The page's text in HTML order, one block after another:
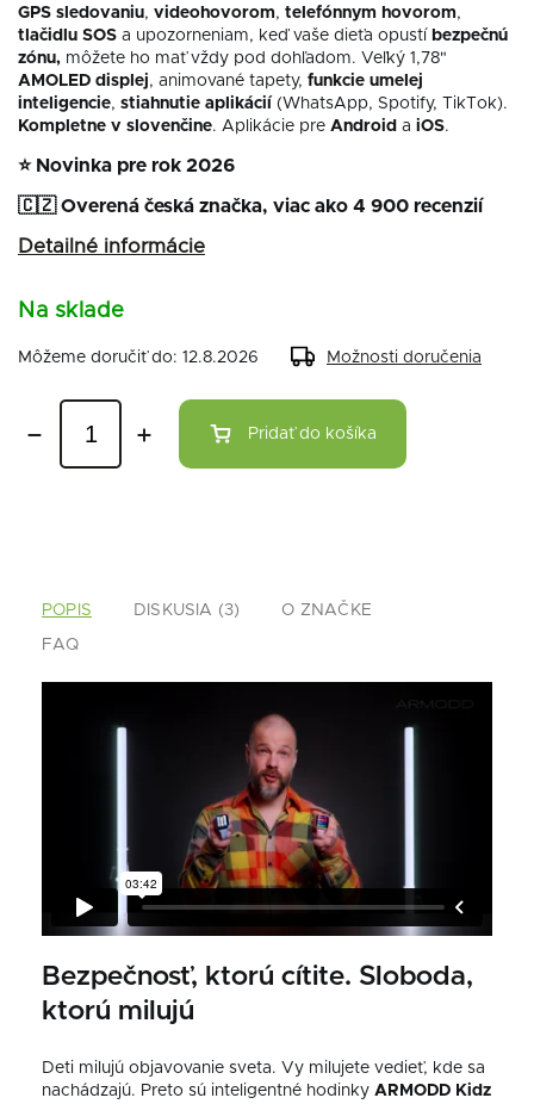
GPS sledovaniu, videohovorom, telefónnym hovorom,
tlačidlu SOS a upozorneniam, keď vaše dieťa opustí bezpečnú
zónu, môžete ho mať vždy pod dohľadom. Veľký 1,78"
AMOLED displej, animované tapety, funkcie umelej
inteligencie, stiahnutie aplikácií (WhatsApp, Spotify, TikTok).
Kompletne v slovenčine. Aplikácie pre Android a iOS.
⭐ Novinka pre rok 2026
🇨🇿 Overená česká značka, viac ako 4 900 recenzií
Detailné informácie
Na sklade
Môžeme doručiť do: 12.8.2026 Možnosti doručenia
Pridať do košíka
POPIS DISKUSIA (3) O ZNAČKE
FAQ
Bezpečnosť, ktorú cítite. Sloboda,
ktorú milujú
Deti milujú objavovanie sveta. Vy milujete vedieť, kde sa
nachádzajú. Preto sú inteligentné hodinky ARMODD Kidz